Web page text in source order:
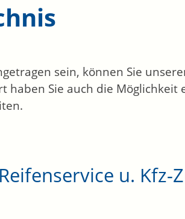
sein, können Sie
haben Sie auch die Möglichkeit
u. Kfz-